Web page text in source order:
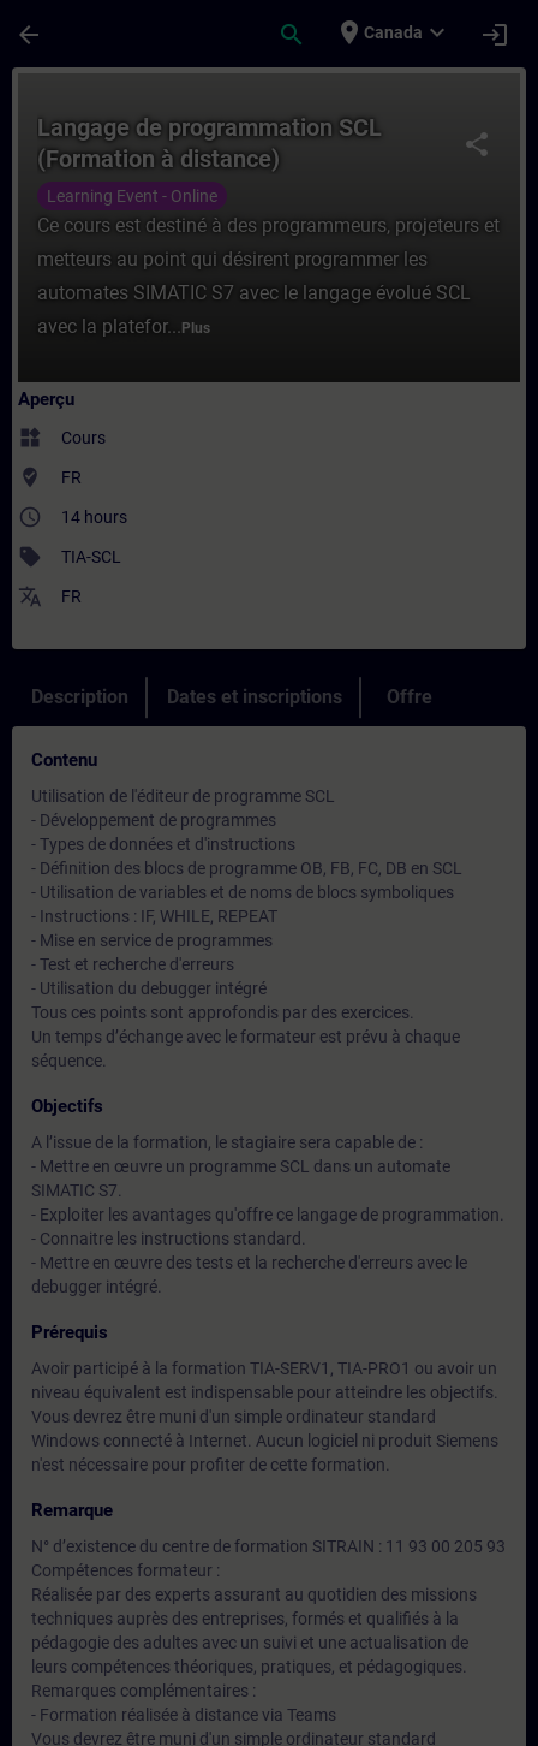
arrow_back search place Canada expand_more login
share
Langage de programmation SCL
(Formation à distance)
Learning Event - Online
Ce cours est destiné à des programmeurs, projeteurs et
metteurs au point qui désirent programmer les
automates SIMATIC S7 avec le langage évolué SCL
avec la platefor... Plus
Aperçu
widgets Cours
where_to_vote FR
access_time 14 hours
sell TIA-SCL
translate FR
Description Dates et inscriptions Offre
Contenu
Utilisation de l'éditeur de programme SCL
- Développement de programmes
- Types de données et d'instructions
- Définition des blocs de programme OB, FB, FC, DB en SCL
- Utilisation de variables et de noms de blocs symboliques
- Instructions : IF, WHILE, REPEAT
- Mise en service de programmes
- Test et recherche d'erreurs
- Utilisation du debugger intégré
Tous ces points sont approfondis par des exercices.
Un temps d’échange avec le formateur est prévu à chaque
séquence.
Objectifs
A l’issue de la formation, le stagiaire sera capable de :
- Mettre en œuvre un programme SCL dans un automate
SIMATIC S7.
- Exploiter les avantages qu'offre ce langage de programmation.
- Connaitre les instructions standard.
- Mettre en œuvre des tests et la recherche d'erreurs avec le
debugger intégré.
Prérequis
Avoir participé à la formation TIA-SERV1, TIA-PRO1 ou avoir un
niveau équivalent est indispensable pour atteindre les objectifs.
Vous devrez être muni d'un simple ordinateur standard
Windows connecté à Internet. Aucun logiciel ni produit Siemens
n'est nécessaire pour profiter de cette formation.
Remarque
N° d’existence du centre de formation SITRAIN : 11 93 00 205 93
Compétences formateur :
Réalisée par des experts assurant au quotidien des missions
techniques auprès des entreprises, formés et qualifiés à la
pédagogie des adultes avec un suivi et une actualisation de
leurs compétences théoriques, pratiques, et pédagogiques.
Remarques complémentaires :
- Formation réalisée à distance via Teams
Vous devrez être muni d'un simple ordinateur standard